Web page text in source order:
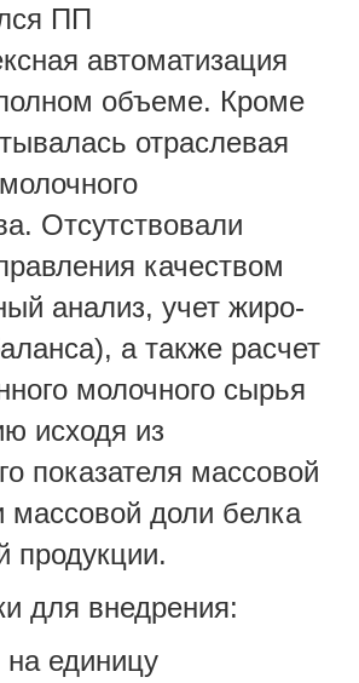
ПП
автоматизация
объеме. Кроме
отраслевая
Отсутствовали
качеством
анализ, учет жиро-
а также расчет
молочного сырья
исходя из
показателя массовой
массовой доли белка
продукции.
для внедрения:
на единицу